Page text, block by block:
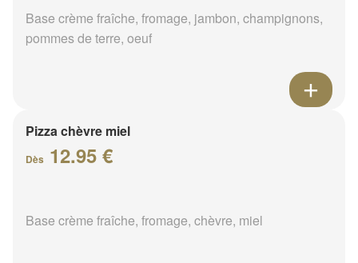
Base crème fraîche, fromage, jambon, champignons,
pommes de terre, oeuf
Pizza chèvre miel
Dès 12.95 €
Base crème fraîche, fromage, chèvre, miel